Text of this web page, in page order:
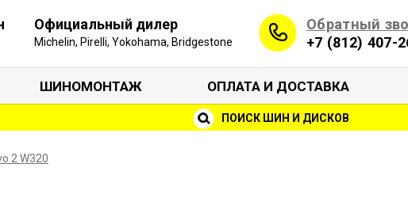
Официальный дилер
Michelin, Pirelli, Yokohama, Bridgestone
Обратный
+7 (812) 407-
ШИНОМОНТАЖ ОПЛАТА И ДОСТАВКА
ПОИСК ШИН И ДИСКОВ
2 W320